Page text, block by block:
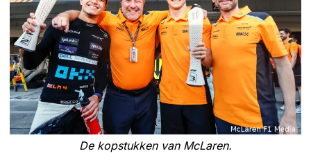
De kopstukken van McLaren.